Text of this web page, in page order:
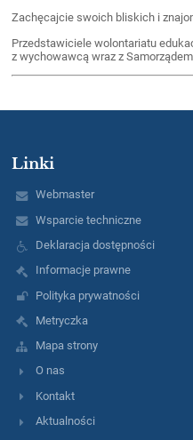
Zachęcajcie swoich bliskich i
Przedstawiciele wolontariatu
z wychowawcą wraz z
Linki
Webmaster
Wsparcie techniczne
Deklaracja dostępności
Informacje prawne
Polityka prywatności
Metryczka
Mapa strony
O nas
Kontakt
Aktualności